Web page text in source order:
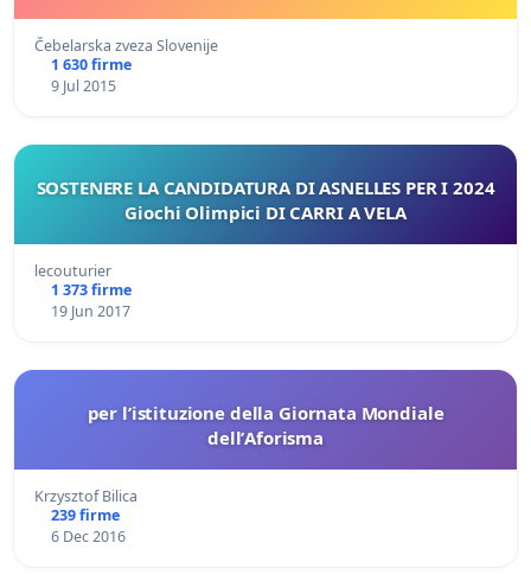
Čebelarska zveza Slovenije
1 630 firme
9 Jul 2015
SOSTENERE LA CANDIDATURA DI ASNELLES PER I 2024
Giochi Olimpici DI CARRI A VELA
lecouturier
1 373 firme
19 Jun 2017
per lʼistituzione della Giornata Mondiale
dellʼAforisma
Krzysztof Bilica
239 firme
6 Dec 2016